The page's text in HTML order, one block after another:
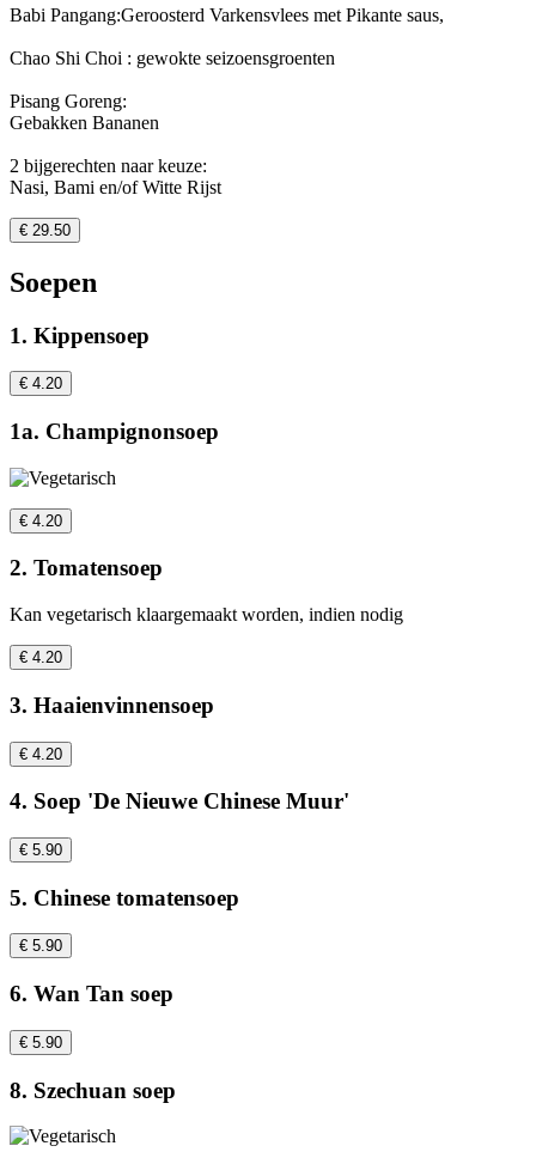
Babi Pangang:Geroosterd Varkensvlees met Pikante saus,
Chao Shi Choi : gewokte seizoensgroenten
Pisang Goreng:
Gebakken Bananen
2 bijgerechten naar keuze:
Nasi, Bami en/of Witte Rijst
€ 29.50
Soepen
1. Kippensoep
€ 4.20
1a. Champignonsoep
€ 4.20
2. Tomatensoep
Kan vegetarisch klaargemaakt worden, indien nodig
€ 4.20
3. Haaienvinnensoep
€ 4.20
4. Soep 'De Nieuwe Chinese Muur'
€ 5.90
5. Chinese tomatensoep
€ 5.90
6. Wan Tan soep
€ 5.90
8. Szechuan soep